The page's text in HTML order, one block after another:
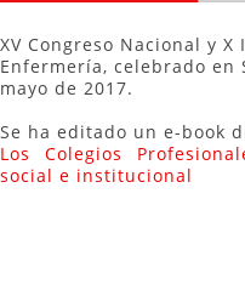
XV Congreso Nacional y
Enfermería, celebrado en
mayo de 2017.
Se ha editado un e-book
Los Colegios
social e institucional